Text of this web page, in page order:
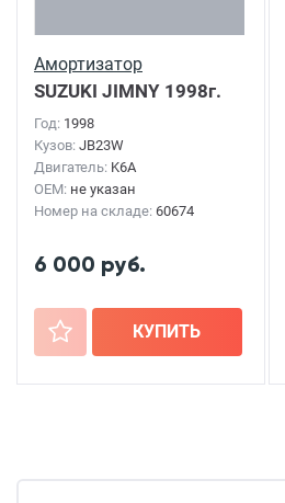
Амортизатор
SUZUKI JIMNY 1998г.
Год: 1998
Кузов: JB23W
Двигатель: K6A
OEM: не указан
Номер на складе: 60674
6 000 руб.
+ КУПИТЬ